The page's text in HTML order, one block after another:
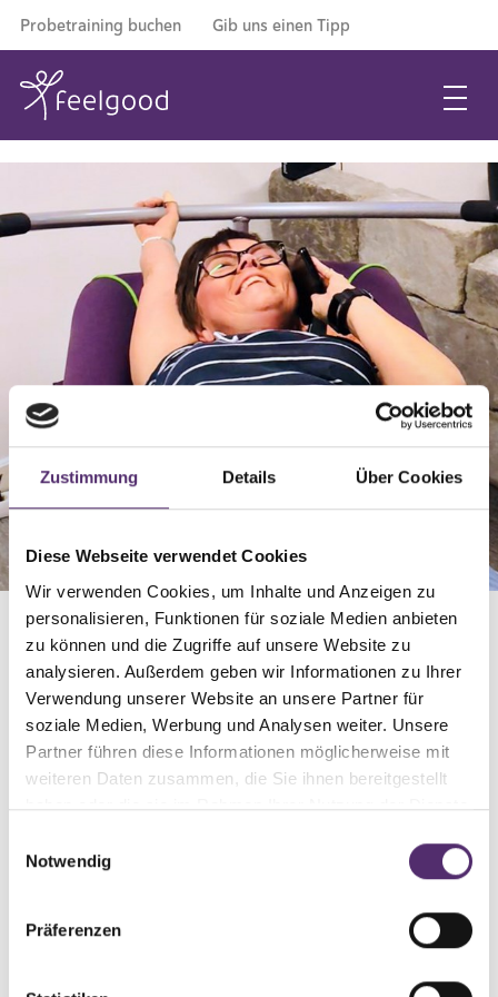
Zustimmung Details Über Cookies
Diese Webseite verwendet Cookies
Wir verwenden Cookies, um Inhalte und Anzeigen zu
personalisieren, Funktionen für soziale Medien anbieten
zu können und die Zugriffe auf unsere Website zu
analysieren. Außerdem geben wir Informationen zu Ihrer
Verwendung unserer Website an unsere Partner für
soziale Medien, Werbung und Analysen weiter. Unsere
Partner führen diese Informationen möglicherweise mit
weiteren Daten zusammen, die Sie ihnen bereitgestellt
haben oder die sie im Rahmen Ihrer Nutzung der Dienste
Notwendig
Präferenzen
Probetraining buchen Gib uns einen Tipp
Viel bessere Form.
Skrevet avFeelgood
Viel bessere Form. Schläft viel besser.
Skelett hinausgeht (Myelomatose). Ist im Körper